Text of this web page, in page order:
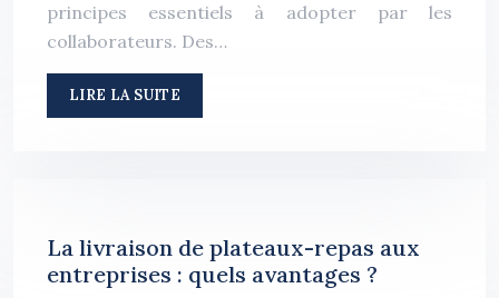
principes essentiels à adopter par les
collaborateurs. Des…
LIRE LA SUITE
La livraison de plateaux-repas aux
entreprises : quels avantages ?